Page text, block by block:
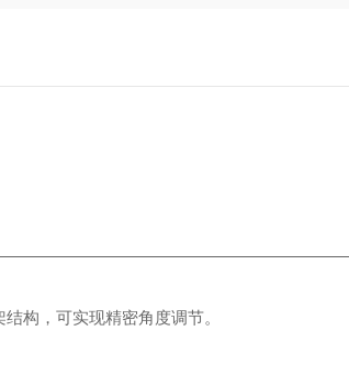
构，可实现精密角度调节。